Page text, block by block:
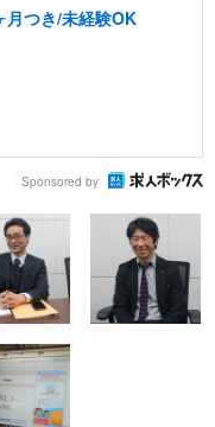
月つき/未経験OK
Sponsored by